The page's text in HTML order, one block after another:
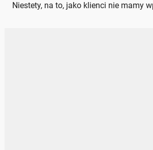
Niestety, na to, jako klienci nie mamy